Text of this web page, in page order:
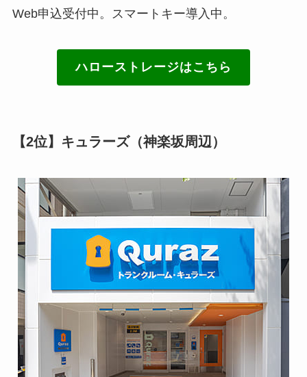
Web申込受付中。スマートキー導入中。
ハローストレージはこちら
【2位】キュラーズ（神楽坂周辺）